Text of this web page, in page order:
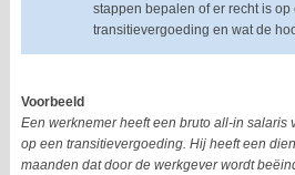
stappen bepalen of er recht is op
transitievergoeding en wat de
Voorbeeld
Een werknemer heeft een bruto all-in salaris
op een transitievergoeding. Hij heeft een
maanden dat door de werkgever wordt